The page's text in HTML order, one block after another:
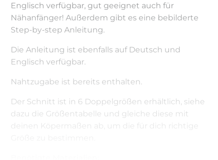
Englisch verfügbar, gut geeignet auch für
Nähanfänger! Außerdem gibt es eine bebilderte
Step-by-step Anleitung.
Die Anleitung ist ebenfalls auf Deutsch und
Englisch verfügbar.
Nahtzugabe ist bereits enthalten.
Der Schnitt ist in 6 Doppelgrößen erhältlich, siehe
dazu die Größentabelle und gleiche diese mit
deinen Köpermaßen ab, um die für dich richtige